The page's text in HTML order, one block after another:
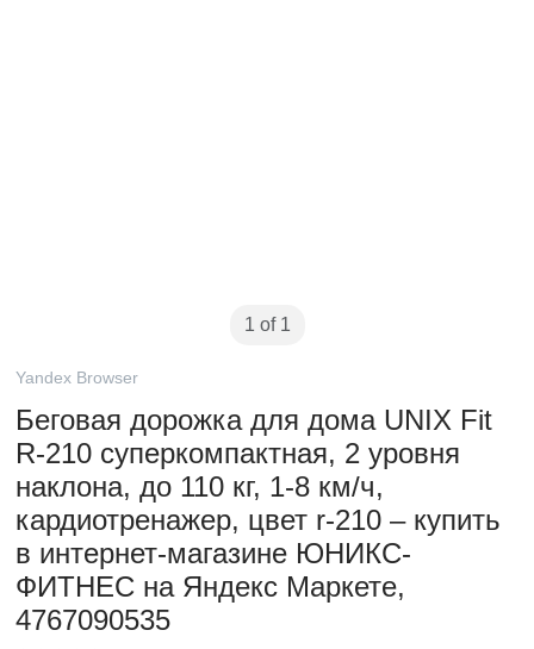
1 of 1
Yandex Browser
Беговая дорожка для дома UNIX Fit
R-210 суперкомпактная, 2 уровня
наклона, до 110 кг, 1-8 км/ч,
кардиотренажер, цвет r-210 – купить
в интернет-магазине ЮНИКС-
ФИТНЕС на Яндекс Маркете,
4767090535